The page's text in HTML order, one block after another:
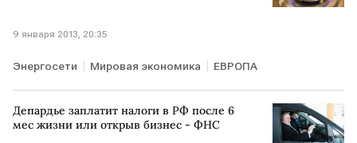
9 января 2013, 20:35
Энергосети Мировая экономика ЕВРОПА
Депардье заплатит налоги в РФ после 6
мес жизни или открыв бизнес - ФНС